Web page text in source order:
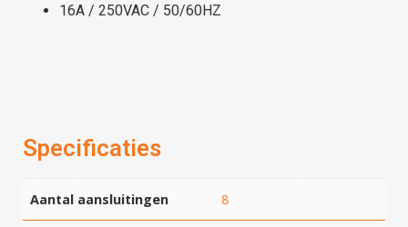
16A / 250VAC / 50/60HZ
Specificaties
Aantal aansluitingen 8